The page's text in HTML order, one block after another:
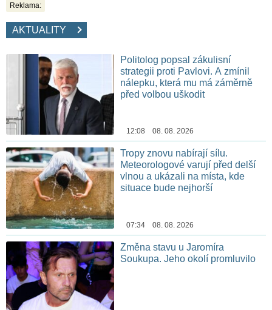
Reklama:
AKTUALITY
Politolog popsal zákulisní
strategii proti Pavlovi. A zmínil
nálepku, která mu má záměrně
před volbou uškodit
12:08 08. 08. 2026
Tropy znovu nabírají sílu.
Meteorologové varují před delší
vlnou a ukázali na místa, kde
situace bude nejhorší
07:34 08. 08. 2026
Změna stavu u Jaromíra
Soukupa. Jeho okolí promluvilo